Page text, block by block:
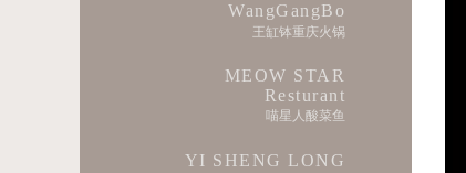
WangGangBo
王缸钵重庆火锅
MEOW STAR
Resturant
喵星人酸菜鱼
YI SHENG LONG